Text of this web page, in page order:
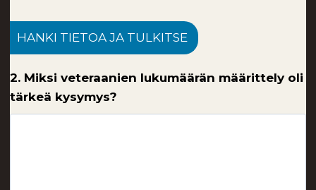
HANKI TIETOA JA TULKITSE
2. Miksi veteraanien lukumäärän määrittely oli
tärkeä kysymys?